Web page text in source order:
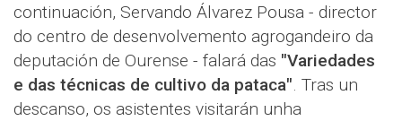
continuación, Servando Álvarez Pousa - director
do centro de desenvolvemento agrogandeiro da
deputación de Ourense - falará das "Variedades
e das técnicas de cultivo da pataca" . Tras un
descanso, os asistentes visitarán unha